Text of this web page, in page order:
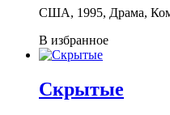
США, 1995, Драма,
В избранное
Скрытые